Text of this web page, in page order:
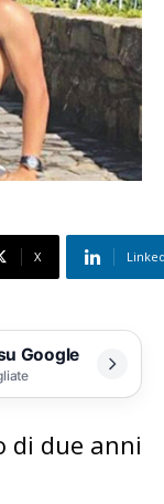
X
Google
di due anni